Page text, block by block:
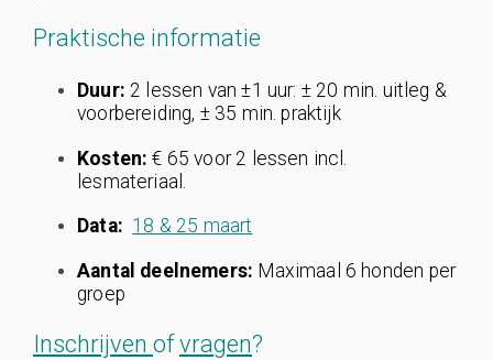
Praktische informatie
Duur: 2 lessen van ±1 uur: ± 20 min. uitleg &
voorbereiding, ± 35 min. praktijk
Kosten: € 65 voor 2 lessen incl.
lesmateriaal.
Data: 18 & 25 maart
Aantal deelnemers: Maximaal 6 honden per
groep
Inschrijven ofvragen?